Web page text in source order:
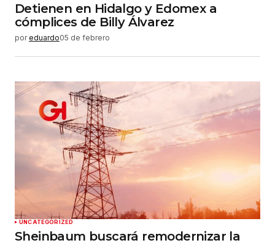
Detienen en Hidalgo y Edomex a
cómplices de Billy Álvarez
por eduardo05 de febrero
UNCATEGORIZED
Sheinbaum buscará remodernizar la